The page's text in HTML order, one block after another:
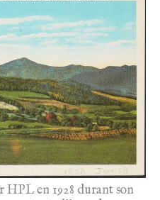
HPL en 1928 durant son